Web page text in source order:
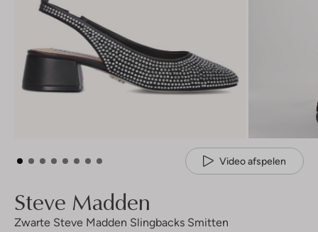
Video afspelen
Steve Madden
Zwarte Steve Madden Slingbacks Smitten